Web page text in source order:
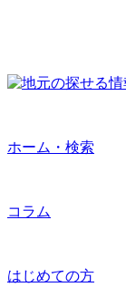
ホーム・検索
コラム
はじめての方